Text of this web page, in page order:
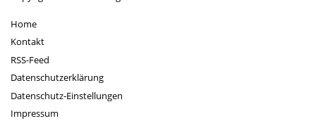
Home
Kontakt
RSS-Feed
Datenschutzerklärung
Datenschutz-Einstellungen
Impressum